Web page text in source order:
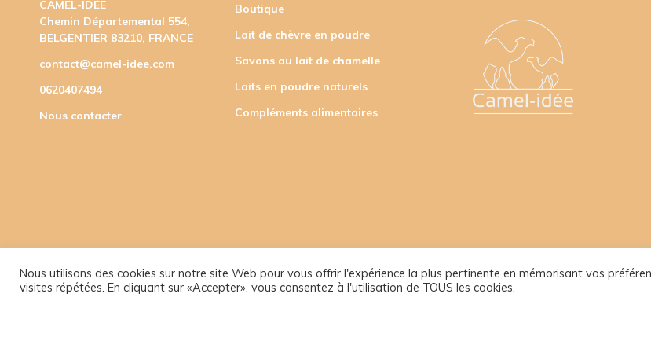
CAMEL-IDÉE
Chemin Départemental 554,
BELGENTIER 83210, FRANCE
contact@camel-idee.com
0620407494
Nous contacter
Boutique
Lait de chèvre en poudre
Savons au lait de chamelle
Laits en poudre naturels
Compléments alimentaires
Nous utilisons des cookies sur notre site Web pour vous offrir l'expérience la plus pertinente en mémorisant vos
visites répétées. En cliquant sur «Accepter», vous consentez à l'utilisation de TOUS les cookies.